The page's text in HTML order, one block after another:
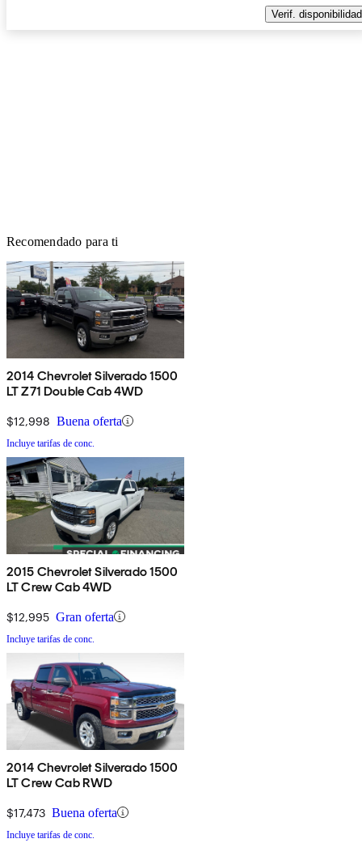
Verif. disponibilidad
Recomendado para ti
2014 Chevrolet Silverado 1500
LT Z71 Double Cab 4WD
$12,998 Buena oferta
Incluye tarifas de conc.
2015 Chevrolet Silverado 1500
LT Crew Cab 4WD
$12,995 Gran oferta
Incluye tarifas de conc.
2014 Chevrolet Silverado 1500
LT Crew Cab RWD
$17,473 Buena oferta
Incluye tarifas de conc.